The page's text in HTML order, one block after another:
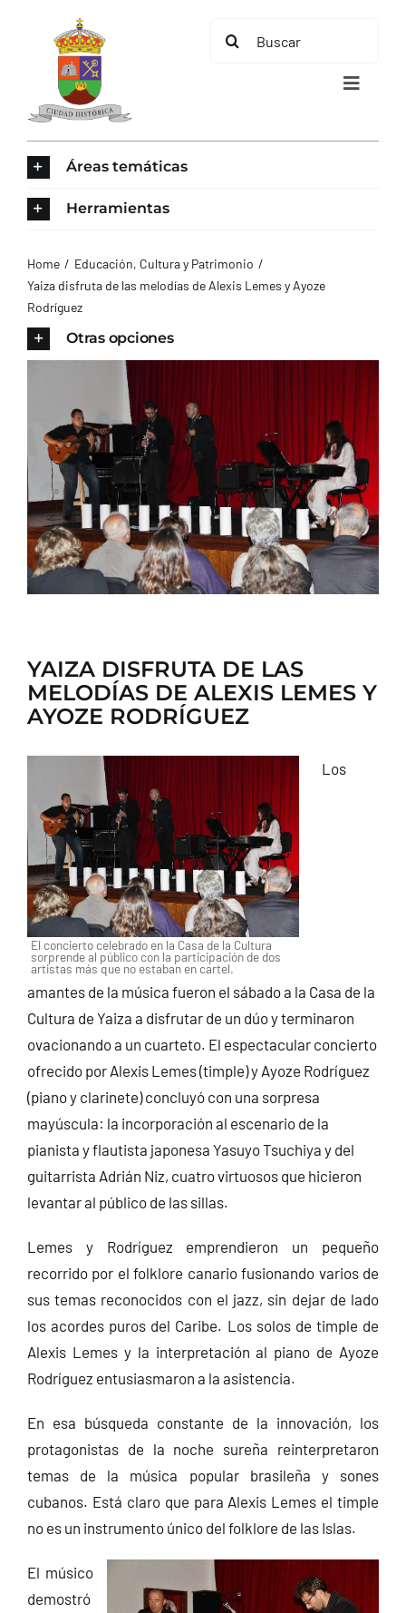
contenido
Buscar:
Toggle
AYUNTAMIENTO
CONTACTO
Áreas temáticas
Herramientas
Home
Educación, Cultura y Patrimonio
Yaiza disfruta de las melodías de Alexis Lemes y Ayoze
Rodríguez
Otras opciones
YAIZA DISFRUTA DE LAS
MELODÍAS DE ALEXIS LEMES Y
AYOZE RODRÍGUEZ
El concierto celebrado en la Casa de la Cultura
sorprende al público con la participación de dos
artistas más que no estaban en cartel.
Los
amantes de la música fueron el sábado a la Casa de la
Cultura de Yaiza a disfrutar de un dúo y terminaron
ovacionando a un cuarteto. El espectacular concierto
ofrecido por Alexis Lemes (timple) y Ayoze Rodríguez
(piano y clarinete) concluyó con una sorpresa
mayúscula: la incorporación al escenario de la
pianista y flautista japonesa Yasuyo Tsuchiya y del
guitarrista Adrián Niz, cuatro virtuosos que hicieron
levantar al público de las sillas.
Lemes y Rodríguez emprendieron un pequeño
recorrido por el folklore canario fusionando varios de
sus temas reconocidos con el jazz, sin dejar de lado
los acordes puros del Caribe. Los solos de timple de
Alexis Lemes y la interpretación al piano de Ayoze
Rodríguez entusiasmaron a la asistencia.
En esa búsqueda constante de la innovación, los
protagonistas de la noche sureña reinterpretaron
temas de la música popular brasileña y sones
cubanos. Está claro que para Alexis Lemes el timple
no es un instrumento único del folklore de las Islas.
El músico
demostró